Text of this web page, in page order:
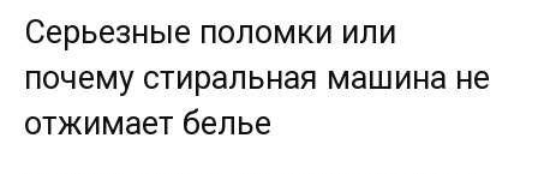
Серьезные поломки или
почему стиральная машина не
отжимает белье